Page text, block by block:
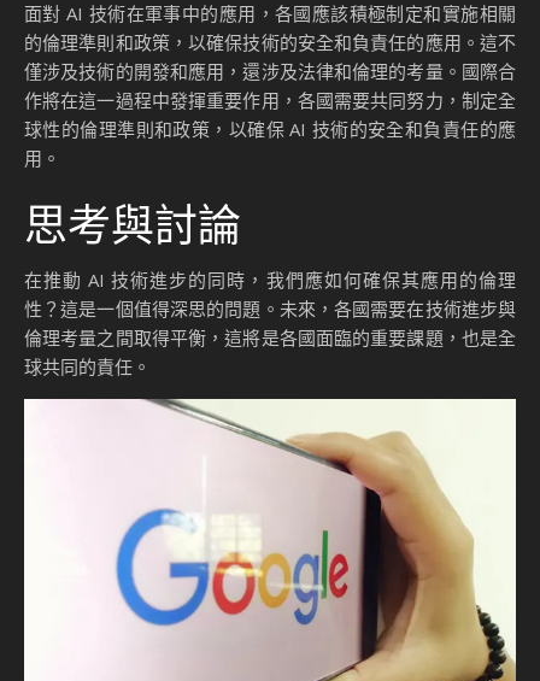
面對 AI 技術在軍事中的應用，各國應該積極制定和實施相關
的倫理準則和政策，以確保技術的安全和負責任的應用。這不
僅涉及技術的開發和應用，還涉及法律和倫理的考量。國際合
作將在這一過程中發揮重要作用，各國需要共同努力，制定全
球性的倫理準則和政策，以確保 AI 技術的安全和負責任的應
用。
思考與討論
在推動 AI 技術進步的同時，我們應如何確保其應用的倫理
性？這是一個值得深思的問題。未來，各國需要在技術進步與
倫理考量之間取得平衡，這將是各國面臨的重要課題，也是全
球共同的責任。